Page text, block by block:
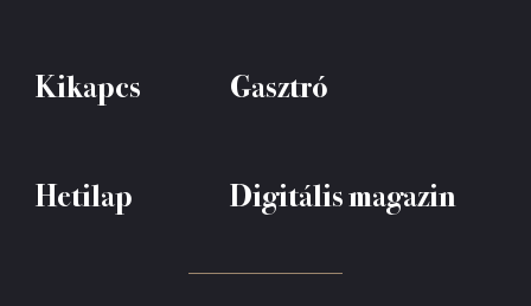
Kikapcs Gasztró
Hetilap Digitális magazin